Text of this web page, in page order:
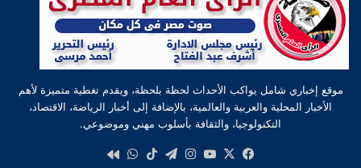
موقع إخباري شامل يواكب الأحداث لحظة بلحظة، ويقدم تغطية متميزة لأهم
الأخبار المحلية والعربية والعالمية، بالإضافة إلى أخبار الرياضة، الاقتصاد،
التكنولوجيا، والثقافة بأسلوب مهني وموضوعي.
فيسبوك
‫X
‫YouTube
انستقرام
تيلقرام‫TikTokواتساب